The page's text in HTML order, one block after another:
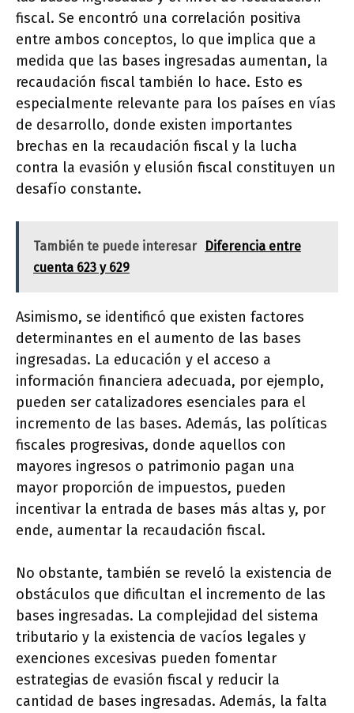
fiscal. Se encontró una correlación positiva
entre ambos conceptos, lo que implica que a
medida que las bases ingresadas aumentan, la
recaudación fiscal también lo hace. Esto es
especialmente relevante para los países en vías
de desarrollo, donde existen importantes
brechas en la recaudación fiscal y la lucha
contra la evasión y elusión fiscal constituyen un
desafío constante.
También te puede interesar
Diferencia entre
cuenta 623 y 629
Asimismo, se identificó que existen factores
determinantes en el aumento de las bases
ingresadas. La educación y el acceso a
información financiera adecuada, por ejemplo,
pueden ser catalizadores esenciales para el
incremento de las bases. Además, las políticas
fiscales progresivas, donde aquellos con
mayores ingresos o patrimonio pagan una
mayor proporción de impuestos, pueden
incentivar la entrada de bases más altas y, por
ende, aumentar la recaudación fiscal.
No obstante, también se reveló la existencia de
obstáculos que dificultan el incremento de las
bases ingresadas. La complejidad del sistema
tributario y la existencia de vacíos legales y
exenciones excesivas pueden fomentar
estrategias de evasión fiscal y reducir la
cantidad de bases ingresadas. Además, la falta